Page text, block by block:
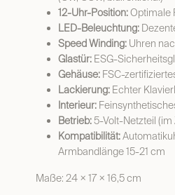
12-Uhr-Position:Optimale
LED-Beleuchtung:
Speed Winding: Uhren
Glastür: ESG-
Gehäuse: FSC-
Lackierung: Echter
Interieur:
Betrieb:5-Volt-Netzteil
Kompatibilität:
Armbandlänge 15-21 cm
Maße: 24 × 17 × 16,5 cm